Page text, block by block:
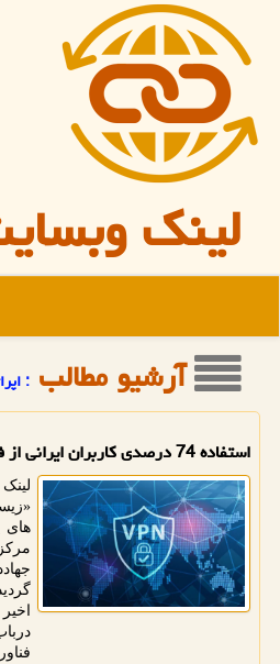
لینک
آرشیو مطالب :
استفاده 74 درصدی کاربران ایرانی از فیلترشکن